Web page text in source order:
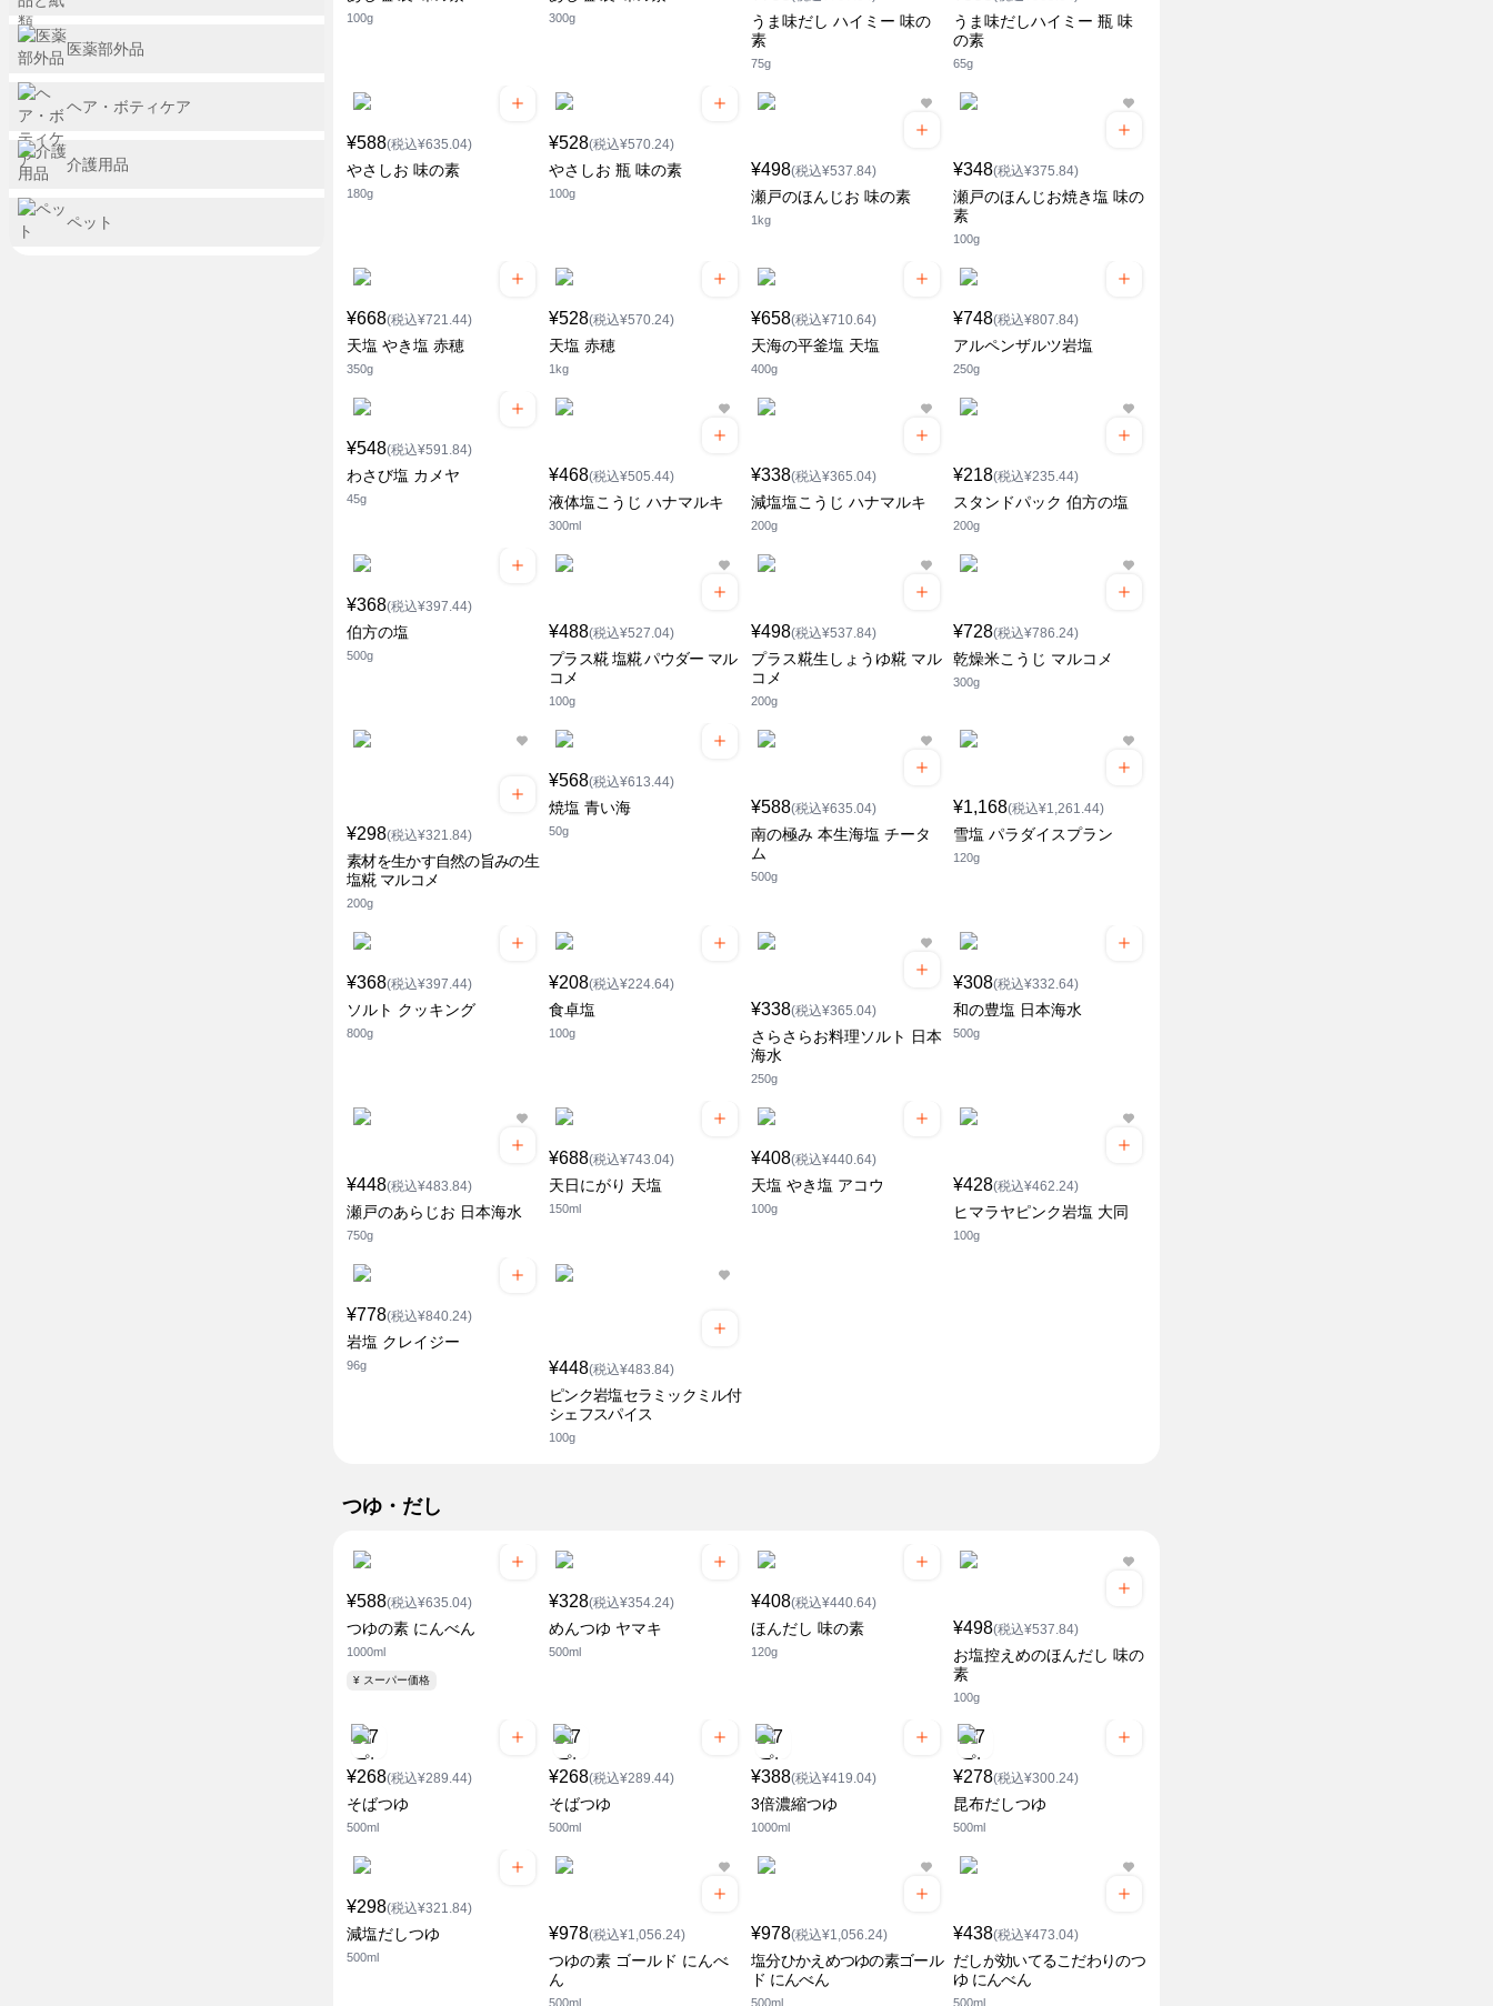
100g 300g
うま味だし ハイミー 味の
素
75g
うま味だしハイミー 瓶 味
の素
65g
¥588(税込¥635.04)
やさしお 味の素
180g
¥528(税込¥570.24)
やさしお 瓶 味の素
100g
¥498(税込¥537.84)
瀬戸のほんじお 味の素
1kg
¥348(税込¥375.84)
瀬戸のほんじお焼き塩 味の
素
100g
¥668(税込¥721.44)
天塩 やき塩 赤穂
350g
¥528(税込¥570.24)
天塩 赤穂
1kg
¥658(税込¥710.64)
天海の平釜塩 天塩
400g
¥748(税込¥807.84)
アルペンザルツ岩塩
250g
¥548(税込¥591.84)
わさび塩 カメヤ
45g
¥468(税込¥505.44)
液体塩こうじ ハナマルキ
300ml
¥338(税込¥365.04)
減塩塩こうじ ハナマルキ
200g
¥218(税込¥235.44)
スタンドパック 伯方の塩
200g
¥368(税込¥397.44)
伯方の塩
500g
¥488(税込¥527.04)
プラス糀 塩糀 パウダー マル
コメ
100g
¥498(税込¥537.84)
プラス糀生しょうゆ糀 マル
コメ
200g
¥728(税込¥786.24)
乾燥米こうじ マルコメ
300g
¥298(税込¥321.84)
素材を生かす自然の旨みの生
塩糀 マルコメ
200g
¥568(税込¥613.44)
焼塩 青い海
50g
¥588(税込¥635.04)
南の極み 本生海塩 チータ
ム
500g
¥1,168(税込¥1,261.44)
雪塩 パラダイスプラン
120g
¥368(税込¥397.44)
ソルト クッキング
800g
¥208(税込¥224.64)
食卓塩
100g
¥338(税込¥365.04)
さらさらお料理ソルト 日本
海水
250g
¥308(税込¥332.64)
和の豊塩 日本海水
500g
¥448(税込¥483.84)
瀬戸のあらじお 日本海水
750g
¥688(税込¥743.04)
天日にがり 天塩
150ml
¥408(税込¥440.64)
天塩 やき塩 アコウ
100g
¥428(税込¥462.24)
ヒマラヤピンク岩塩 大同
100g
¥778(税込¥840.24)
岩塩 クレイジー
96g ¥448(税込¥483.84)
ピンク岩塩セラミックミル付
シェフスパイス
100g
つゆ・だし
¥588(税込¥635.04)
つゆの素 にんべん
1000ml
¥ スーパー価格
¥328(税込¥354.24)
めんつゆ ヤマキ
500ml
¥408(税込¥440.64)
ほんだし 味の素
120g
¥498(税込¥537.84)
お塩控えめのほんだし 味の
素
100g
¥268(税込¥289.44)
そばつゆ
500ml
¥268(税込¥289.44)
そばつゆ
500ml
¥388(税込¥419.04)
3倍濃縮つゆ
1000ml
¥278(税込¥300.24)
昆布だしつゆ
500ml
¥298(税込¥321.84)
減塩だしつゆ
500ml
¥978(税込¥1,056.24)
つゆの素 ゴールド にんべ
ん
500ml
¥978(税込¥1,056.24)
塩分ひかえめつゆの素ゴール
ド にんべん
500ml
¥438(税込¥473.04)
だしが効いてるこだわりのつ
ゆ にんべん
500ml
医薬部外品
ヘア・ボティケア
介護用品
ペット